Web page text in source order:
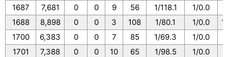
1687
7,681 0 0 9 56 1/118.1 1/0.0
1688
8,898 0 0 3 108 1/80.1 1/0.0
1700
6,383 0 0 7 85 1/69.3 1/0.0
1701
7,388 0 0 10 65 1/98.5 1/0.0